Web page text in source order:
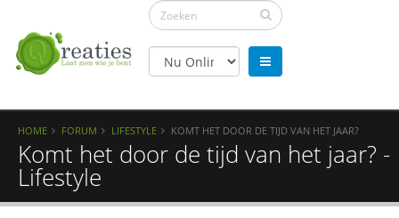
HOME FORUM LIFESTYLE KOMT HET DOOR DE TIJD VAN HET JAAR?
Komt het door de tijd van het jaar? -
Lifestyle